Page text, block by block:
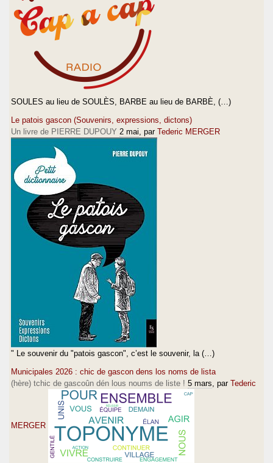
SOULES au lieu de SOULÈS, BARBE au lieu de BARBÈ, (…)
Le patois gascon (Souvenirs, expressions, dictons)
Un livre de PIERRE DUPOUY 2 mai , par Tederic MERGER
" Le souvenir du "patois gascon", c’est le souvenir, la (…)
Municipales 2026 : chic de gascon dens los noms de lista
(hère) tchic de gascoûn dén lous noums de liste ! 5 mars , par Tederic
MERGER